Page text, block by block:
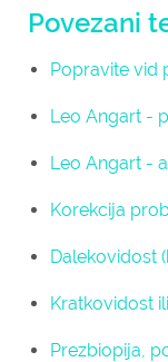
Povezani
Popravite vid
Leo Angart -
Leo Angart -
Korekcija
Dalekovidost
Kratkovidost
Prezbiopija,